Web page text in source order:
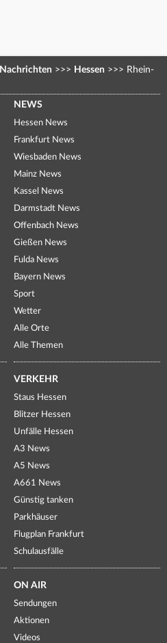
Nachrichten >>> Hessen >>> Rhein-
NEWS
Hessen News
Frankfurt News
Wiesbaden News
Mainz News
Kassel News
Darmstadt News
Offenbach News
Gießen News
Fulda News
Bayern News
Sport
Wetter
Alle Orte
Alle Themen
VERKEHR
Staus Hessen
Blitzer Hessen
Unfälle Hessen
A3 News
A5 News
A661 News
Günstig tanken
Parkhäuser
Flugplan Frankfurt
Schulausfälle
ON AIR
Sendungen
Aktionen
Videos